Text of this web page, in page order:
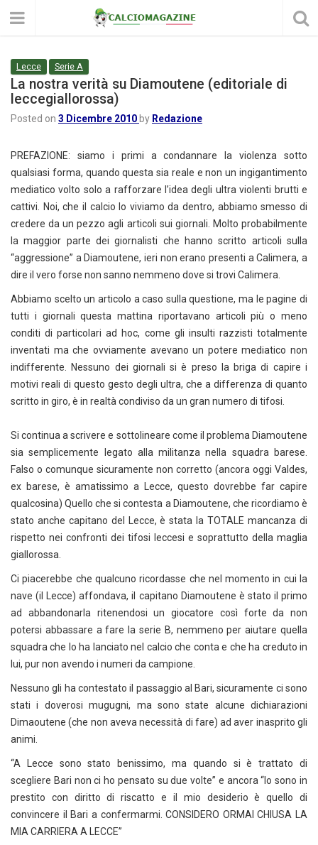
Lecce Serie A
La nostra verità su Diamoutene (editoriale di
leccegiallorossa)
Posted on 3 Dicembre 2010 by Redazione
PREFAZIONE: siamo i primi a condannare la violenza sotto
qualsiasi forma, quando questa sia reale e non un ingigantimento
mediatico volto solo a rafforzare l’idea degli ultra violenti brutti e
cattivi. Noi, che il calcio lo viviamo da dentro, abbiamo smesso di
credere da un pezzo agli articoli sui giornali. Molto probabilmente
la maggior parte dei giornalisti che hanno scritto articoli sulla
“aggressione” a Diamoutene, ieri non erano presenti a Calimera, a
dire il vero forse non sanno nemmeno dove si trovi Calimera.
Abbiamo scelto un articolo a caso sulla questione, ma le pagine di
tutti i giornali questa mattina riportavano articoli più o meno
conditi di particolari ad hoc, come gli insulti razzisti totalmente
inventati ma che ovviamente avevano un potere mediatico non
indifferente. Nessuno dei giornali si è preso la briga di capire i
motivi reali di questo gesto degli ultra, che a differenza di quanto
scritto in giro, è in realtà condiviso da un gran numero di tifosi.
Si continua a scrivere e sottolineare come il problema Diamoutene
sia semplicemente legato alla militanza nella squadra barese.
Falso o comunque sicuramente non corretto (ancora oggi Valdes,
ex barese, è amatissimo a Lecce, questo dovrebbe far capire
qualcosina) Quello che si contesta a Diamoutene, che ricordiamo è
stato anche capitano del Lecce, è stata la TOTALE mancanza di
rispetto nei confronti dei tifosi leccesi e soprattutto della maglia
giallorossa.
Ci piacerebbe che qualcuno ricordasse che nel momento in cui la
nave (il Lecce) affondava, il capitano Diamoutene è stato il primo
ad abbandonarla ritenendosi un giocatore così forte da non
potersi abbassare a fare la serie B, nemmeno per aiutare quella
squadra che lo ha lanciato nel calcio che conta e che ha creduto in
lui, pur non avendo i numeri da campione.
Nessuno gli ha contestato il passaggio al Bari, sicuramente ci sono
stati i doverosi mugugni, ma sono state alcune dichiarazioni
Dimaoutene (che non aveva necessità di fare) ad aver inasprito gli
animi.
“A Lecce sono stato benissimo, ma quando si è trattato di
scegliere Bari non ci ho pensato su due volte” e ancora “Io sono in
prestito con diritto di riscatto e il mio desiderio è quello di
convincere il Bari a confermarmi. CONSIDERO ORMAI CHIUSA LA
MIA CARRIERA A LECCE”